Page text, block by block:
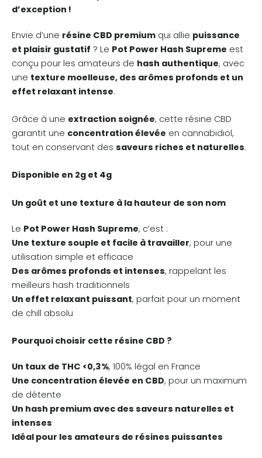
d’exception !
Envie d’une résine CBD premium qui allie puissance
et plaisir gustatif ? Le Pot Power Hash Supreme est
conçu pour les amateurs de hash authentique, avec
une texture moelleuse, des arômes profonds et un
effet relaxant intense.
Grâce à une extraction soignée, cette résine CBD
garantit une concentration élevée en cannabidiol,
tout en conservant des saveurs riches et naturelles.
Disponible en 2g et 4g
Un goût et une texture à la hauteur de son nom
Le Pot Power Hash Supreme, c’est :
Une texture souple et facile à travailler, pour une
utilisation simple et efficace
Des arômes profonds et intenses, rappelant les
meilleurs hash traditionnels
Un effet relaxant puissant, parfait pour un moment
de chill absolu
Pourquoi choisir cette résine CBD ?
Un taux de THC <0,3%, 100% légal en France
Une concentration élevée en CBD, pour un maximum
de détente
Un hash premium avec des saveurs naturelles et
intenses
Idéal pour les amateurs de résines puissantes